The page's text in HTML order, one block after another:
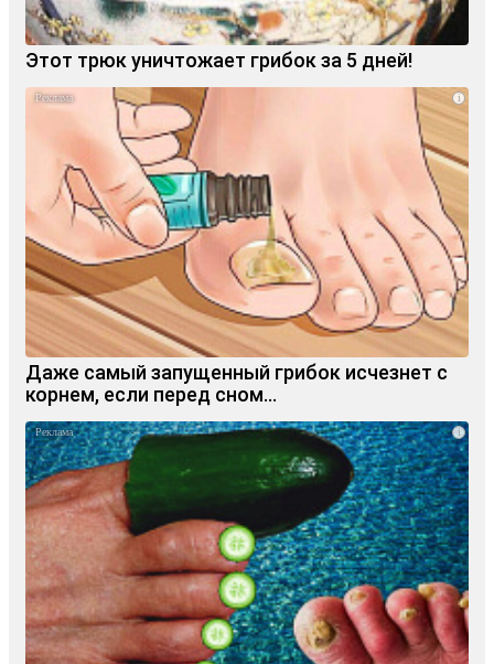
Этот трюк уничтожает грибок за 5 дней!
i
Даже самый запущенный грибок исчезнет с
корнем, если перед сном…
i